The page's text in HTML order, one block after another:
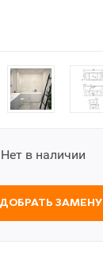
Нет в наличии
ЗАМЕНУ